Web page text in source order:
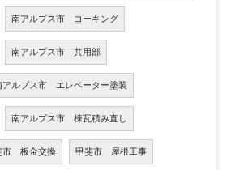
南アルプス市 コーキング
南アルプス市 共用部
アルプス市 エレベーター塗装
南アルプス市 棟瓦積み直し
市 板金交換 甲斐市 屋根工事